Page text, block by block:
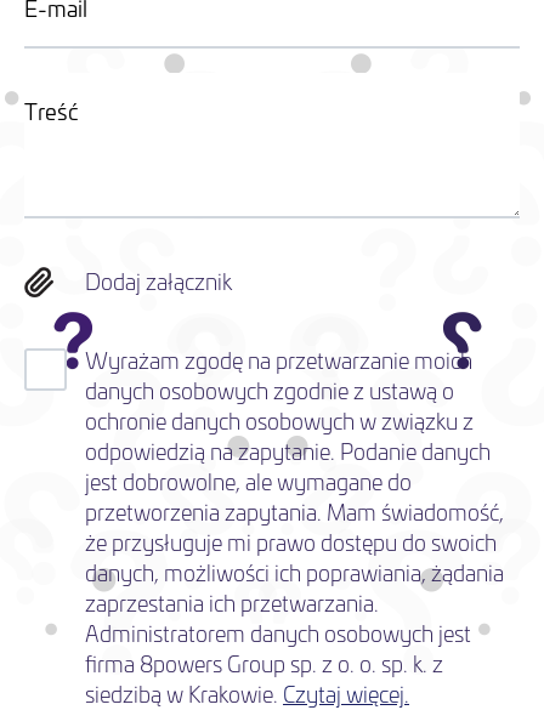
Dodaj załącznik
Wyrażam zgodę na przetwarzanie moich
danych osobowych zgodnie z ustawą o
ochronie danych osobowych w związku z
odpowiedzią na zapytanie. Podanie danych
jest dobrowolne, ale wymagane do
przetworzenia zapytania. Mam świadomość,
że przysługuje mi prawo dostępu do swoich
danych, możliwości ich poprawiania, żądania
zaprzestania ich przetwarzania.
Administratorem danych osobowych jest
firma 8powers Group sp. z o. o. sp. k. z
siedzibą w Krakowie. Czytaj więcej.